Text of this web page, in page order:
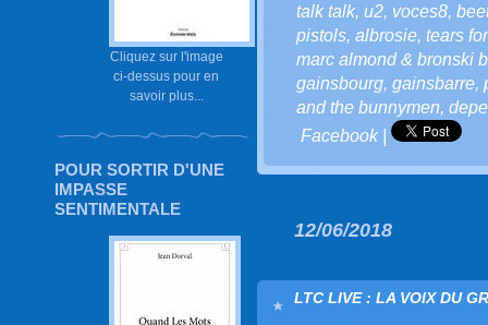
Cliquez sur l'image
ci-dessus pour en
savoir plus...
POUR SORTIR D'UNE
IMPASSE
SENTIMENTALE
talk talk, u2, voces8,
pistols, albrosie, tears
marc almond & bronski
gainsbourg, gainsbarre,
and the bunnymen,
Facebook|
12/06/2018
LTC LIVE : LA VOIX DU